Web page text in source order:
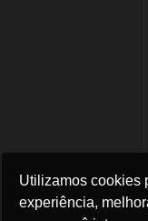
Utilizamos cookies
experiência,
Utilizamos cookies
experiência,